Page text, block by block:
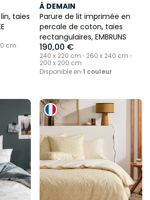
taies
cm
À DEMAIN
Parure de lit imprimée en
percale de coton, taies
rectangulaires, EMBRUNS
190,00 €
240 x 220 cm ⋅ 260 x 240 cm ⋅
200 x 200 cm
Disponible en 1 couleur